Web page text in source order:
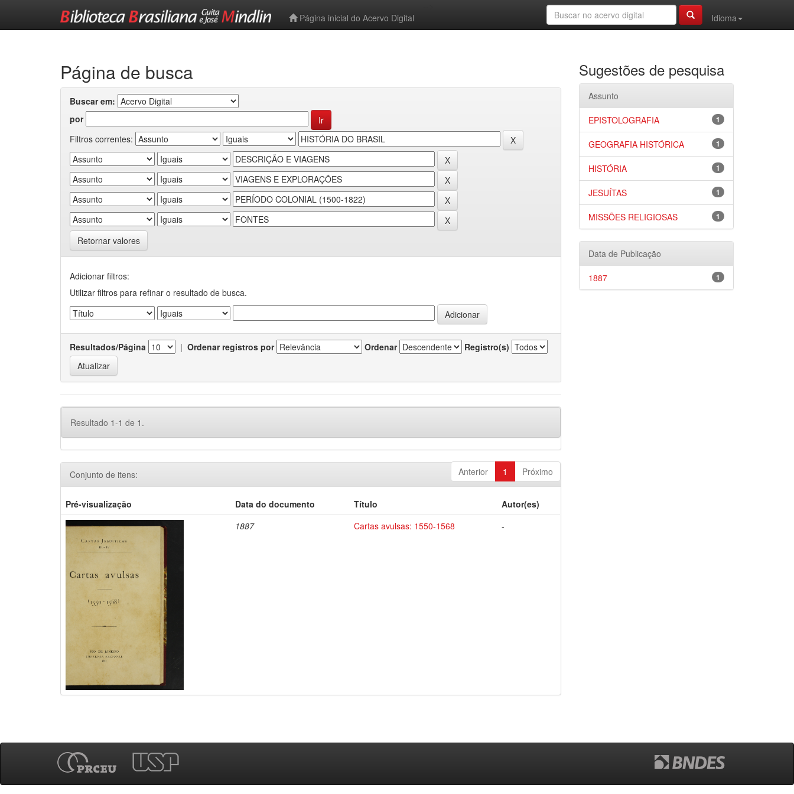
Página inicial do Acervo Digital
Idioma
Página de busca
Buscar em:
por
Filtros correntes:
Retornar valores
Adicionar filtros:
Utilizar filtros para refinar o resultado de busca.
Resultados/Página | Ordenar registros por Ordenar Registro(s)
Resultado 1-1 de 1.
Anterior 1 Próximo
Conjunto de itens:
Pré-visualização Data do documento Título
Autor(es)
1887
Cartas avulsas: 1550-1568 -
Sugestões de pesquisa
Assunto
1
EPISTOLOGRAFIA
1
GEOGRAFIA HISTÓRICA
1
HISTÓRIA
1
JESUÍTAS
1
MISSÕES RELIGIOSAS
Data de Publicação
1
1887